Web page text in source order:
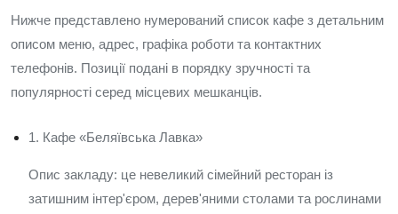
Нижче представлено нумерований список кафе з детальним
описом меню, адрес, графіка роботи та контактних
телефонів. Позиції подані в порядку зручності та
популярності серед місцевих мешканців.
1. Кафе «Беляївська Лавка»
Опис закладу: це невеликий сімейний ресторан із
затишним інтер'єром, дерев'яними столами та рослинами